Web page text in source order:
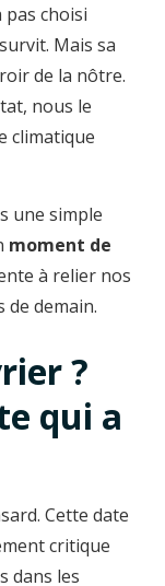
pas choisi
Mais sa
de la nôtre.
nous le
climatique
une simple
moment de
à relier nos
de demain.
?
qui a
Cette date
critique
dans les